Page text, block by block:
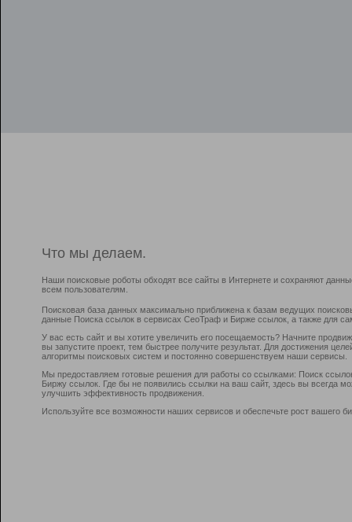
Что мы делаем.
Наши поисковые роботы обходят все сайты в Интернете и сохраняют
всем пользователям.
Поисковая база данных максимально приближена к базам ведущих
данные Поиска ссылок в сервисах СеоТраф и Бирже ссылок, а также для
У вас есть сайт и вы хотите увеличить его посещаемость? Начните
вы запустите проект, тем быстрее получите результат. Для достижения
алгоритмы поисковых систем и постоянно совершенствуем наши сервисы.
Мы предоставляем готовые решения для работы со ссылками: Поиск
Биржу ссылок. Где бы не появились ссылки на ваш сайт, здесь вы всегда
улучшить эффективность продвижения.
Используйте все возможности наших сервисов и обеспечьте рост вашего